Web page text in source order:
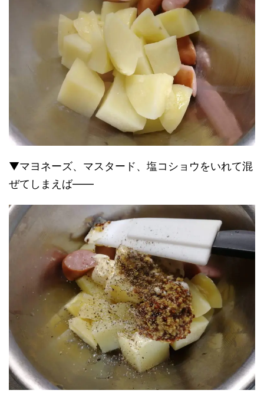
▼マヨネーズ、マスタード、塩コショウをいれて混
ぜてしまえば――